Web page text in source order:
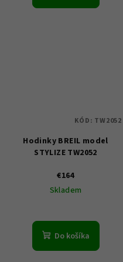
Hodinky BREIL model
STYLIZE TW2052
€164
Skladem
Do košíka
KÓD: TW2052